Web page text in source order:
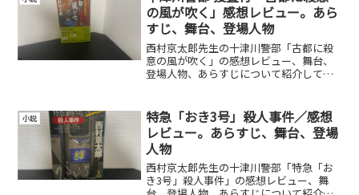
の風が吹く」感想レビュー。あら
すじ、舞台、登場人物
西村京太郎先生の十津川警部「古都に殺
意の風が吹く」の感想レビュー、舞台、
登場人物、あらすじについて紹介してい
小説
特急「おき3号」殺人事件／感想
レビュー。あらすじ、舞台、登場
人物
西村京太郎先生の十津川警部「特急「お
き3号」殺人事件」の感想レビュー、舞